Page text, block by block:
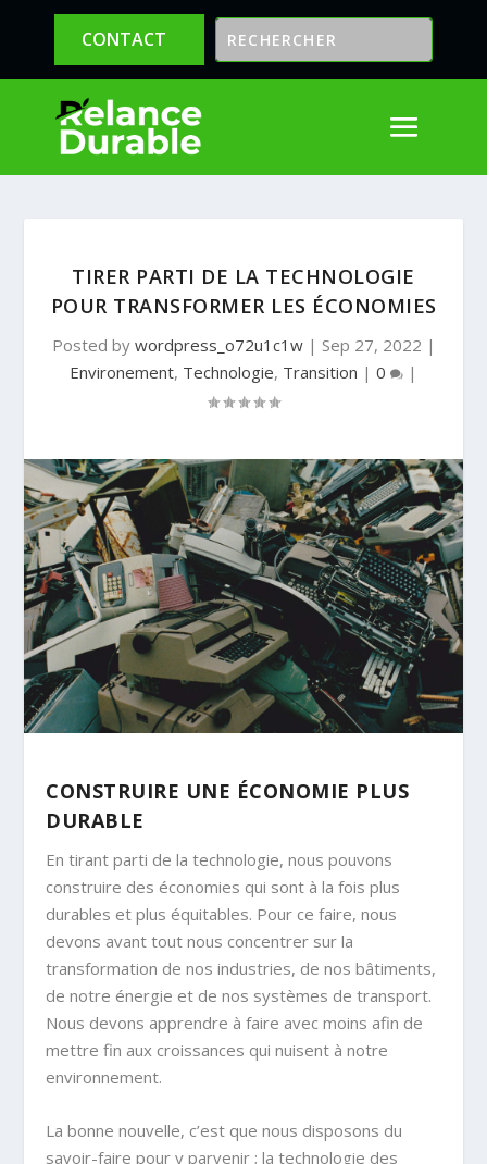
CONTACT
TIRER PARTI DE LA TECHNOLOGIE
POUR TRANSFORMER LES ÉCONOMIES
Posted by wordpress_o72u1c1w| Sep 27, 2022 |
Environement, Technologie, Transition | 0 |
CONSTRUIRE UNE ÉCONOMIE PLUS
DURABLE
En tirant parti de la technologie, nous pouvons
construire des économies qui sont à la fois plus
durables et plus équitables. Pour ce faire, nous
devons avant tout nous concentrer sur la
transformation de nos industries, de nos bâtiments,
de notre énergie et de nos systèmes de transport.
Nous devons apprendre à faire avec moins afin de
mettre fin aux croissances qui nuisent à notre
environnement.
La bonne nouvelle, c’est que nous disposons du
savoir-faire pour y parvenir ; la technologie des